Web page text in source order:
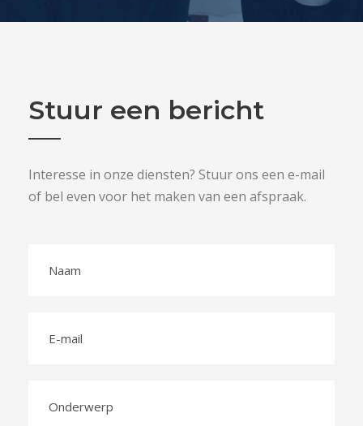
Stuur een bericht
Interesse in onze diensten? Stuur ons een e-mail
of bel even voor het maken van een afspraak.